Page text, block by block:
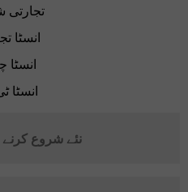
تجارتی
انسٹا
انسٹا
انسٹا
نئے شروع کرنے